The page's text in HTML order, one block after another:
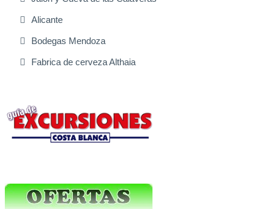
Alicante
Bodegas Mendoza
Fabrica de cerveza Althaia